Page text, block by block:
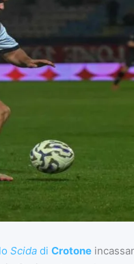
Scidadi Crotone